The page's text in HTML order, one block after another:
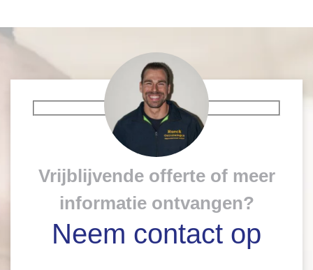
Vrijblijvende offerte of meer
informatie ontvangen?
Neem contact op